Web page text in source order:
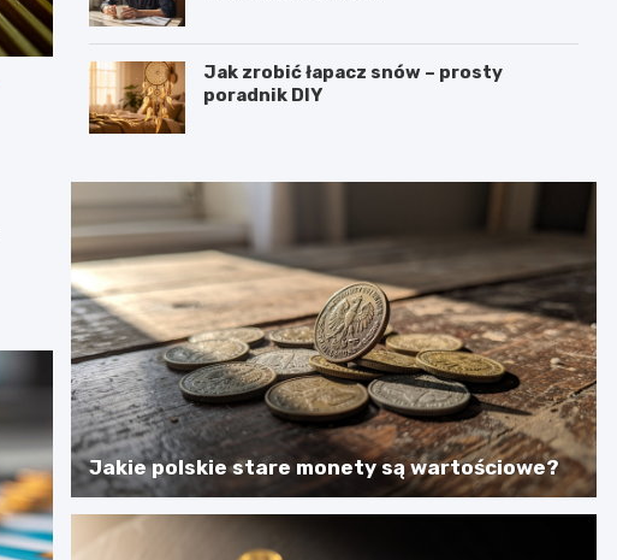
Jak zrobić łapacz snów – prosty
poradnik DIY
Jakie polskie stare monety są wartościowe?